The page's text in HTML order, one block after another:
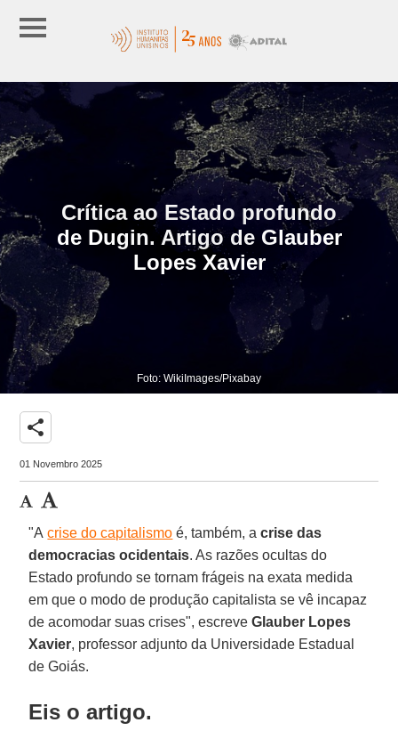
Crítica ao Estado profundo
de Dugin. Artigo de Glauber
Lopes Xavier
Foto: WikiImages/Pixabay
share
01 Novembro 2025
"Acrise do capitalismo é, também, acrise das
democracias ocidentais. As razões ocultas do
Estado profundo se tornam frágeis na exata medida
em que o modo de produção capitalista se vê incapaz
de acomodar suas crises", escreveGlauber Lopes
Xavier, professor adjunto da Universidade Estadual
de Goiás.
Eis o artigo.